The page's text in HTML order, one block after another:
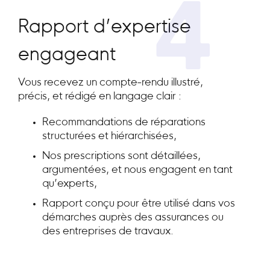
4
Rapport d’expertise
engageant
Vous recevez un compte-rendu illustré,
précis, et rédigé en langage clair :
Recommandations de réparations
structurées et hiérarchisées,
Nos prescriptions sont détaillées,
argumentées, et nous engagent en tant
qu’experts,
Rapport conçu pour être utilisé dans vos
démarches auprès des assurances ou
des entreprises de travaux.